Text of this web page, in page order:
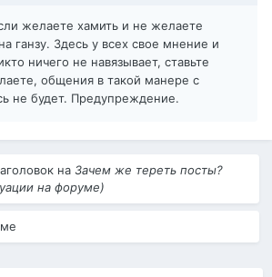
желаете хамить и не желаете
ганзу. Здесь у всех свое мнение и
ничего не навязывает, ставьте
общения в такой манере с
не будет. Предупреждение.
на Зачем же тереть посты?
на форуме)